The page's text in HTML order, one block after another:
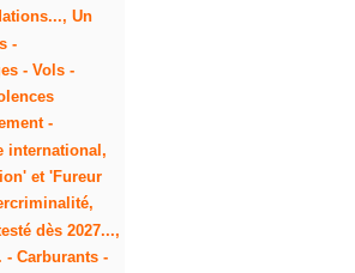
Un
-
- Vols -
-
international,
et 'Fureur
dès 2027...,
Carburants -